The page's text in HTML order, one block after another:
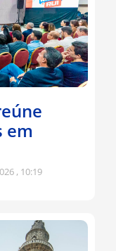
em
10:19